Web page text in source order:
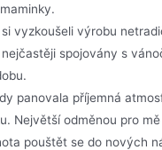
vyzkoušeli výrobu
spojovány s
panovala příjemná
Největší odměnou pro
pouštět se do nových